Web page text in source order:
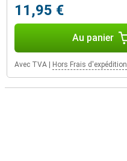
11,95 €
Au panier
Avec TVA Hors Frais d'expédition